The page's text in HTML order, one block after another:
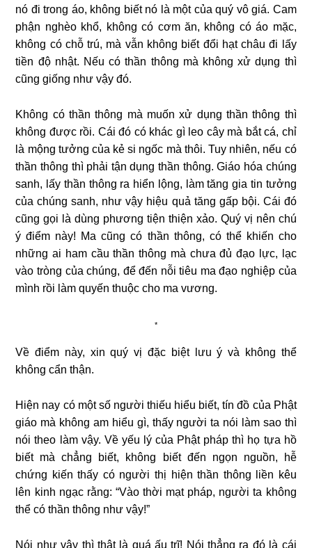
nó đi trong áo, không biết nó là một của quý vô giá. Cam
phận nghèo khổ, không có cơm ăn, không có áo mặc,
không có chỗ trú, mà vẫn không biết đổi hạt châu đi lấy
tiền độ nhật. Nếu có thần thông mà không xử dụng thì
cũng giống như vậy đó.
Không có thần thông mà muốn xử dụng thần thông thì
không được rồi. Cái đó có khác gì leo cây mà bắt cá, chỉ
là mộng tưởng của kẻ si ngốc mà thôi. Tuy nhiên, nếu có
thần thông thì phải tận dụng thần thông. Giáo hóa chúng
sanh, lấy thần thông ra hiển lộng, làm tăng gia tin tưởng
của chúng sanh, như vậy hiệu quả tăng gấp bội. Cái đó
cũng gọi là dùng phương tiện thiện xảo. Quý vị nên chú
ý điểm này! Ma cũng có thần thông, có thể khiến cho
những ai ham cầu thần thông mà chưa đủ đạo lực, lạc
vào tròng của chúng, để đến nỗi tiêu ma đạo nghiệp của
mình rồi làm quyến thuộc cho ma vương.
*
Về điểm này, xin quý vị đặc biệt lưu ý và không thể
không cẩn thận.
Hiện nay có một số người thiếu hiểu biết, tín đồ của Phật
giáo mà không am hiểu gì, thấy người ta nói làm sao thì
nói theo làm vậy. Về yếu lý của Phật pháp thì họ tựa hồ
biết mà chẳng biết, không biết đến ngọn nguồn, hễ
chứng kiến thấy có người thị hiện thần thông liền kêu
lên kinh ngạc rằng: “Vào thời mạt pháp, người ta không
thể có thần thông như vậy!”
Nói như vậy thì thật là quá ấu trĩ! Nói thẳng ra đó là cái